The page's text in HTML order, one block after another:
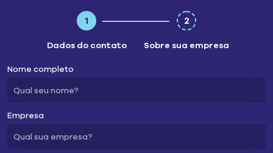
1
Dados do contato
2
Sobre sua empresa
Nome completo
Empresa